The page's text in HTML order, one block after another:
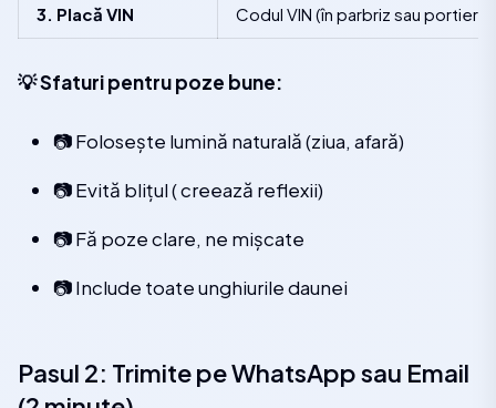
3. Placă VIN Codul VIN (în parbriz sau portieră)
💡 Sfaturi pentru poze bune:
📷 Folosește lumină naturală (ziua, afară)
📷 Evită blițul ( creează reflexii)
📷 Fă poze clare, ne mișcate
📷 Include toate unghiurile daunei
Pasul 2: Trimite pe WhatsApp sau Email